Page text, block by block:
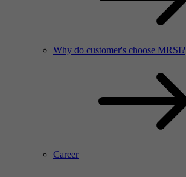
Why do customer's choose MRSI?
Career